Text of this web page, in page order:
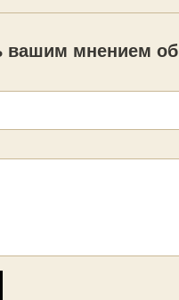
вашим мнением